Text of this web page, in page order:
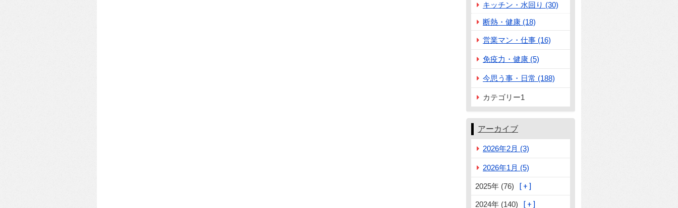
キッチン・水回り (30)
断熱・健康 (18)
営業マン・仕事 (16)
免疫力・健康 (5)
今思う事・日常 (188)
カテゴリー1
アーカイブ
2026年2月 (3)
2026年1月 (5)
2025年 (76)
2024年 (140)